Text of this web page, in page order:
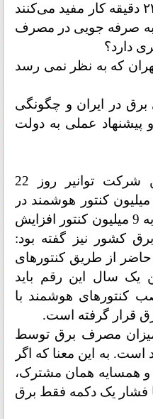
که طبق گزارش مرکز پزوهش های مجلس روزی ۲۲ دقیقه کار مفید می‌کنند
به صرفه جویی در مصرف
دارد؟
که به نظر نمی رسد
برق در ایران و چگونگی
پیشنهاد عملی به دولت
مدیرکل دفتر هوشمندسازی و فناوری‌های نوین شرکت توانیر روز 22
امسال گفت که در حال حاضر حدود ۵ میلیون کنتور هوشمند در
کشور فعال است و قرار است تا پایان سال 1405 به 9 میلیون کنتور افزایش
صنعت برق کشور نیز گفته بود:
حاضر از طریق کنتور‌های
یک سال این رقم باید
کنتورهای هوشمند با
قرار گرفته است.
میزان مصرف برق توسط
به این معنا که اگر
همسایه همان مشترک،
فشار یک دکمه فقط برق